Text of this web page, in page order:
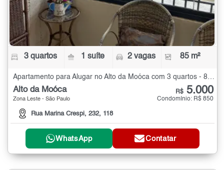
3 quartos 1 suíte 2 vagas 85 m²
Apartamento para Alugar no Alto da Moóca com 3 quartos - 85 m²
Alto da Moóca
Zona Leste - São Paulo
Rua Marina Crespi, 232, 118
R$ 5.000
Condomínio: R$ 850
WhatsApp Contatar